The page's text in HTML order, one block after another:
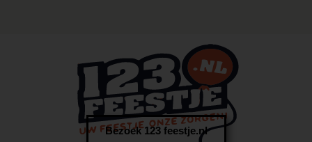
Bezoek 123 feestje.nl